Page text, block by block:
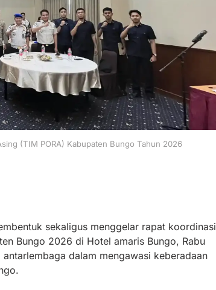
(TIM PORA) Kabupaten Bungo Tahun 2026
sekaligus menggelar rapat koordinasi
Bungo 2026 di Hotel amaris Bungo, Rabu
dalam mengawasi keberadaan